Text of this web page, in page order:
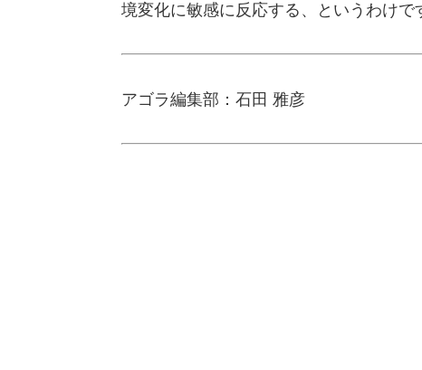
境変化に敏感に反応する、というわけで
アゴラ編集部：石田 雅彦